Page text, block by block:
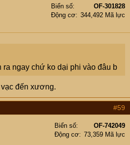
Biển số
OF-301828
Động cơ
344,492 Mã lực
ra ngay chứ ko dại phi vào đâu b
đến xương.
#59
Biển số
OF-742049
Động cơ
73,359 Mã lực